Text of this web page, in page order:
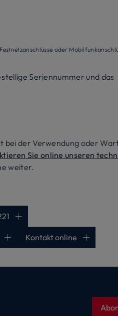
oder
Seriennummer und das
bei der Verwendung oder
Sie online unseren
weiter.
Kontakt online